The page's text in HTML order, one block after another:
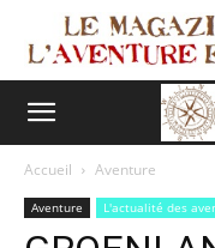
Accueil Aventure
Aventure L'actualité des